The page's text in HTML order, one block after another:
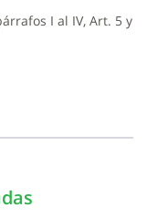
I al IV, Art. 5 y